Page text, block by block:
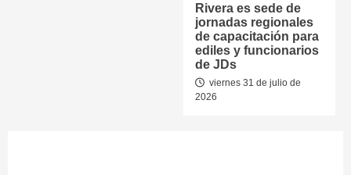
Rivera es sede de
jornadas regionales
de capacitación para
ediles y funcionarios
de JDs
viernes 31 de julio de
2026